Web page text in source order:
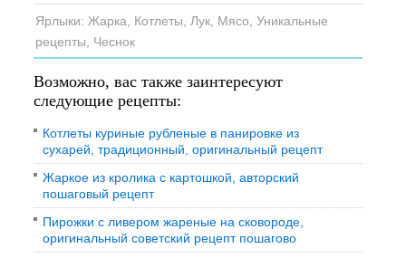
Ярлыки: Жарка Котлеты Лук Мясо ,Уникальные
рецепты
Чеснок
Возможно, вас также заинтересуют
следующие рецепты:
Котлеты куриные рубленые в панировке из
сухарей, традиционный, оригинальный рецепт
Жаркое из кролика с картошкой, авторский
пошаговый рецепт
Пирожки с ливером жареные на сковороде,
оригинальный советский рецепт пошагово